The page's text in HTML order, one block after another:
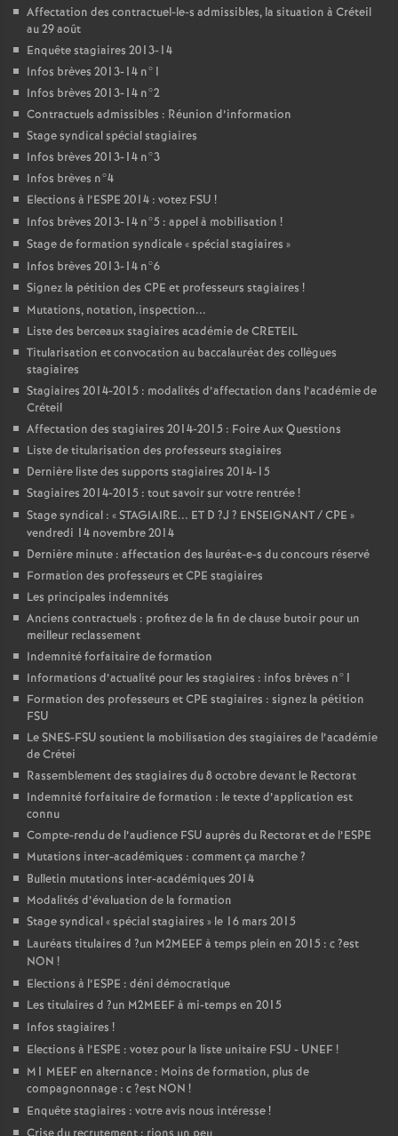
Affectation des contractuel-le-s admissibles, la situation à Créteil
au 29 août
Enquête stagiaires 2013-14
Infos brèves 2013-14 n°1
Infos brèves 2013-14 n°2
Contractuels admissibles : Réunion d’information
Stage syndical spécial stagiaires
Infos brèves 2013-14 n°3
Infos brèves n°4
Elections à l’ESPE 2014 : votez FSU !
Infos brèves 2013-14 n°5 : appel à mobilisation !
Stage de formation syndicale «spécial stagiaires »
Infos brèves 2013-14 n°6
Signez la pétition des CPE et professeurs stagiaires !
Mutations, notation, inspection...
Liste des berceaux stagiaires académie deCRETEIL
Titularisation et convocation au baccalauréat des collègues
stagiaires
Stagiaires 2014-2015 : modalités d’affectation dans l’académie de
Créteil
Affectation des stagiaires 2014-2015 : Foire Aux Questions
Liste de titularisation des professeurs stagiaires
Dernière liste des supports stagiaires 2014-15
Stagiaires 2014-2015 : tout savoir sur votre rentrée!
Stage syndical : «STAGIAIRE... ET D ?J ? ENSEIGNANT/CPE »
vendredi 14 novembre 2014
Dernière minute : affectation des lauréat-e-s du concours réservé
Formation des professeurs etCPE stagiaires
Les principales indemnités
Anciens contractuels : profitez de la fin de clause butoir pour un
meilleur reclassement
Indemnité forfaitaire de formation
Informations d’actualité pour les stagiaires : infos brèves n°1
Formation des professeurs etCPE stagiaires : signez la pétition
FSU
LeSNES-FSU soutient la mobilisation des stagiaires de l’académie
de Crétei
Rassemblement des stagiaires du 8 octobre devant le Rectorat
Indemnité forfaitaire de formation : le texte d’application est
connu
Compte-rendu de l’audience FSU auprès du Rectorat et de l’ESPE
Mutations inter-académiques : comment ça marche?
Bulletin mutations inter-académiques 2014
Modalités d’évaluation de la formation
Stage syndical «spécial stagiaires » le 16 mars 2015
Lauréats titulaires d ?un M2MEEFà temps plein en 2015 : c?est
NON !
Elections à l’ESPE : déni démocratique
Les titulaires d ?un M2MEEFà mi-temps en 2015
Infos stagiaires !
Elections à l’ESPE : votez pour la liste unitaire FSU - UNEF!
M1 MEEFen alternance : Moins de formation, plus de
compagnonnage : c?est NON !
Enquête stagiaires : votre avis nous intéresse!